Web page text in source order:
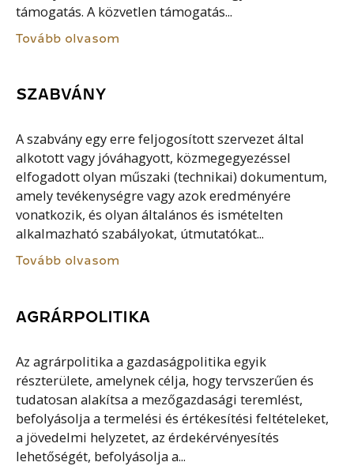
támogatás. A közvetlen támogatás...
Tovább olvasom
SZABVÁNY
A szabvány egy erre feljogosított szervezet által
alkotott vagy jóváhagyott, közmegegyezéssel
elfogadott olyan műszaki (technikai) dokumentum,
amely tevékenységre vagy azok eredményére
vonatkozik, és olyan általános és ismételten
alkalmazható szabályokat, útmutatókat...
Tovább olvasom
AGRÁRPOLITIKA
Az agrárpolitika a gazdaságpolitika egyik
részterülete, amelynek célja, hogy tervszerűen és
tudatosan alakítsa a mezőgazdasági teremlést,
befolyásolja a termelési és értékesítési feltételeket,
a jövedelmi helyzetet, az érdekérvényesítés
lehetőségét, befolyásolja a...